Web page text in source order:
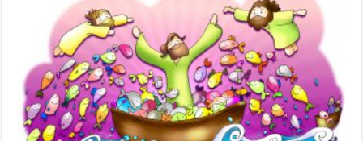
Đây:
Bài
Ca
Ý
Lực
Sống
CN
5
Thường
Niên
C